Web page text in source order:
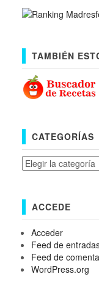
TAMBIÉN
CATEGORÍAS
Categorías
ACCEDE
Acceder
Feed de
Feed de
WordPress.org